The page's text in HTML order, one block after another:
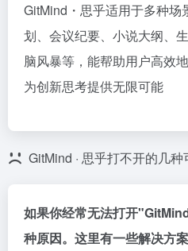
GitMind・思乎适用于多种
划、会议纪要、小说大纲、
脑风暴等，能帮助用户高效
为创新思考提供无限可能
GitMind · 思乎打不开的几
如果你经常无法打开
种原因。这里有一些解决方案